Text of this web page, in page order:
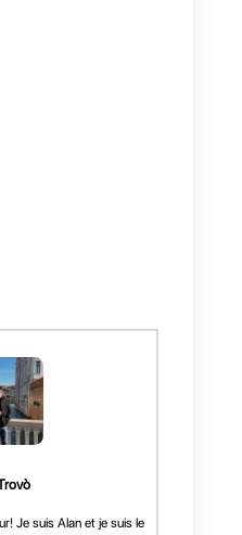
plus de 5000
Zapier. Cela en
intéressante
recherchent une
de boutique en
est très facile
un bon